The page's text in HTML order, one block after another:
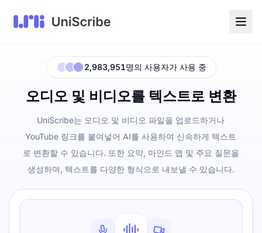
2,983,951명의 사용자가 사용 중
오디오 및 비디오를 텍스트로 변환
UniScribe는 오디오 및 비디오 파일을 업로드하거나
YouTube 링크를 붙여넣어 AI를 사용하여 신속하게 텍스트
로 변환할 수 있습니다. 또한 요약, 마인드 맵 및 주요 질문을
생성하며, 텍스트를 다양한 형식으로 내보낼 수 있습니다.